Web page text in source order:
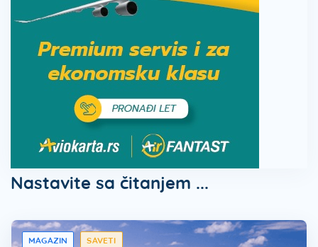
Nastavite sa čitanjem ...
MAGAZIN SAVETI